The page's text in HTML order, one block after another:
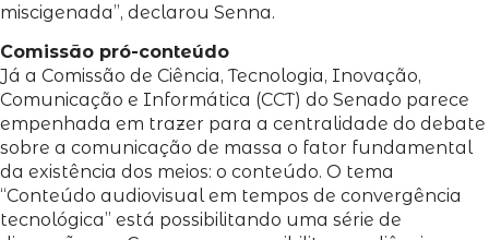
miscigenada”, declarou Senna.
Comissão pró-conteúdo
Já a Comissão de Ciência, Tecnologia, Inovação,
Comunicação e Informática (CCT) do Senado parece
empenhada em trazer para a centralidade do debate
sobre a comunicação de massa o fator fundamental
da existência dos meios: o conteúdo. O tema
“Conteúdo audiovisual em tempos de convergência
tecnológica” está possibilitando uma série de